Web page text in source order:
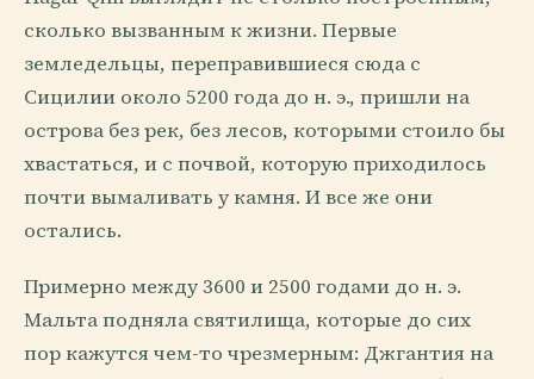
сколько вызванным к жизни. Первые
земледельцы, переправившиеся сюда с
Сицилии около 5200 года до н. э., пришли на
острова без рек, без лесов, которыми стоило бы
хвастаться, и с почвой, которую приходилось
почти вымаливать у камня. И все же они
остались.
Примерно между 3600 и 2500 годами до н. э.
Мальта подняла святилища, которые до сих
пор кажутся чем-то чрезмерным: Джгантия на